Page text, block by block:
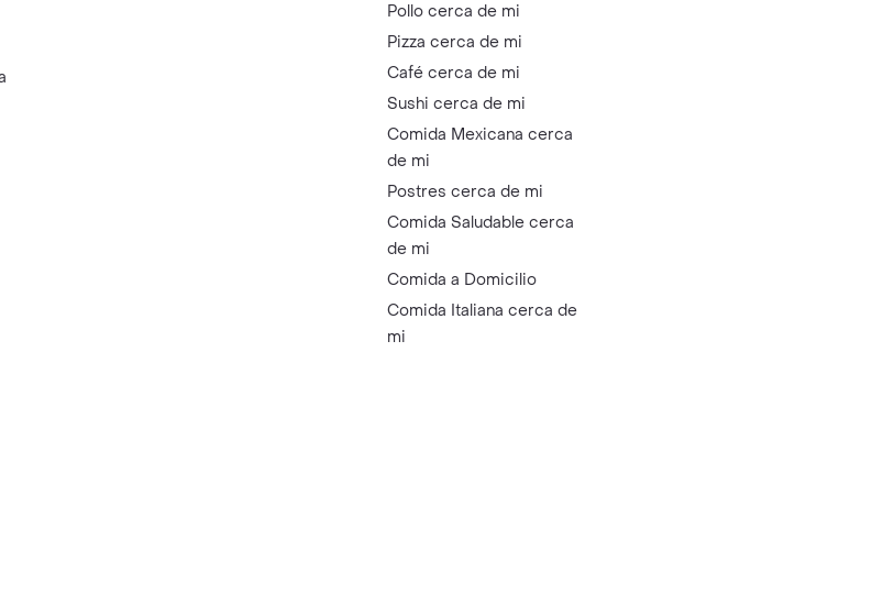
Pollo cerca de mi
Pizza cerca de mi
Café cerca de mi
Sushi cerca de mi
Comida Mexicana cerca
de mi
Postres cerca de mi
Comida Saludable cerca
de mi
Comida a Domicilio
Comida Italiana cerca de
mi